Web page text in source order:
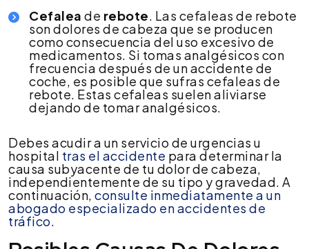
Cefalea de rebote. Las cefaleas de rebote
son dolores de cabeza que se producen
como consecuencia del uso excesivo de
medicamentos. Si tomas analgésicos con
frecuencia después de un accidente de
coche, es posible que sufras cefaleas de
rebote. Estas cefaleas suelen aliviarse
dejando de tomar analgésicos.
Debes acudir a un servicio de urgencias u
hospital tras el accidente para determinar la
causa subyacente de tu dolor de cabeza,
independientemente de su tipo y gravedad. A
continuación, consulte inmediatamente a un
abogado especializado en accidentes de
tráfico.